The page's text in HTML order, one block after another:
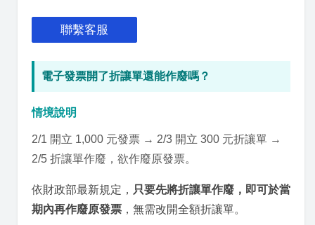
聯繫客服
電子發票開了折讓單還能作廢嗎？
情境說明
2/1 開立 1,000 元發票 → 2/3 開立 300 元折讓單 →
2/5 折讓單作廢，欲作廢原發票。
依財政部最新規定， 只要先將折讓單作廢，即可於當
期內再作廢原發票 ，無需改開全額折讓單。